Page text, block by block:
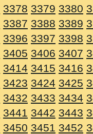
3378 3379 3380
3387 3388 3389
3396 3397 3398
3405 3406 3407
3414 3415 3416
3423 3424 3425
3432 3433 3434
3441 3442 3443
3450 3451 3452